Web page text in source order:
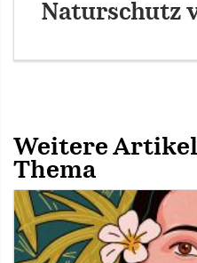
Naturschutz
Weitere Artikel
Thema